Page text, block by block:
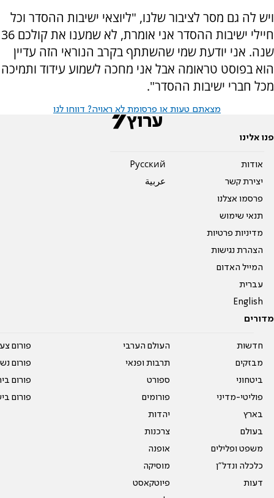
ויש לה גם מסר לציבור שלנו, "ליוצאי ישיבות ההסדר וכל
חיילי ישיבות ההסדר אני אומרת, לא שמענו את קולכם 36
שנה. אני יודעת שמי שהשתתף בקרב הנוראי הזה עדיין
הוא בפוסט טראומה אבל אני מחכה לשמוע עידוד ותמיכה
מכל חברי ישיבות ההסדר".
מצאתם טעות או פרסומת לא ראויה? דווחו לנו
פנו אלינו
אודות
יצירת קשר
פרסמו אצלנו
תנאי שימוש
מדיניות פרטיות
הצהרת נגישות
המייל האדום
עברית
English
Pусский
عربية
מדורים
חדשות
מבזקים
ביטחוני
פוליטי-מדיני
בארץ
בעולם
משפט ופלילים
כלכלה ונדל"ן
דעות
העולם הערבי
תרבות ופנאי
ספורט
פורומים
יהדות
צרכנות
אופנה
מוסיקה
פיוטקאסט
פורום
פורום
פורום
פורום